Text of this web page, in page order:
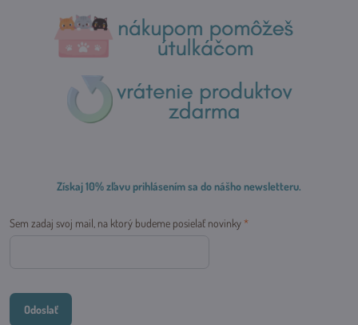
Získaj 10% zľavu prihlásením sa do nášho newsletteru.
Sem zadaj svoj mail, na ktorý budeme posielať novinky*
Odoslať